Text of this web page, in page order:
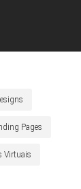
Pages
Virtuais